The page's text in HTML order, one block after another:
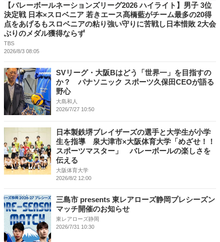
【バレーボールネーションズリーグ2026 ハイライト】男子 3位
決定戦 日本×スロベニア 若きエース髙橋藍がチーム最多の20得
点をあげるもスロベニアの粘り強い守りに苦戦し日本惜敗 2大会
ぶりのメダル獲得ならず
TBS
2026/8/3 08:05
SVリーグ・大阪Bはどう「世界一」を目指すの
か？ パナソニック スポーツ久保田CEOが語る
野心
大島和人
2026/7/27 10:50
日本製鉄堺ブレイザーズの選手と大学生が小学
生を指導 泉大津市×大阪体育大学「めざせ！！
スポーツマスター」 バレーボールの楽しさを
伝える
大阪体育大学
2026/8/2 12:00
三島市 presents 東レアローズ静岡プレシーズン
マッチ開催のお知らせ
東レアローズ静岡
2026/7/31 10:30